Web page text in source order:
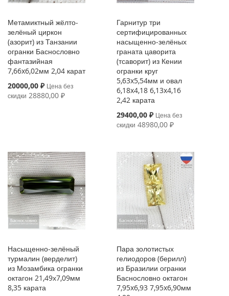
Метамиктный жёлто-
зелёный циркон
(азорит) из Танзании
огранки Баснословно
фантазийная
7,66x6,02мм 2,04 карат
Special
20000,00 ₽ Цена без
скидки 28880,00 ₽
Гарнитур три
сертифицированных
насыщенно-зелёных
граната цаворита
(тсаворит) из Кении
огранки круг
5,63x5,54мм и овал
6,18x4,18 6,13x4,16
2,42 карата
Special
29400,00 ₽ Цена без
скидки 48980,00 ₽
Насыщенно-зелёный
турмалин (верделит)
из Мозамбика огранки
октагон 21,49х7,09мм
8,35 карата
Пара золотистых
гелиодоров (берилл)
из Бразилии огранки
Баснословно октагон
7,95x6,93 7,95x6,90мм